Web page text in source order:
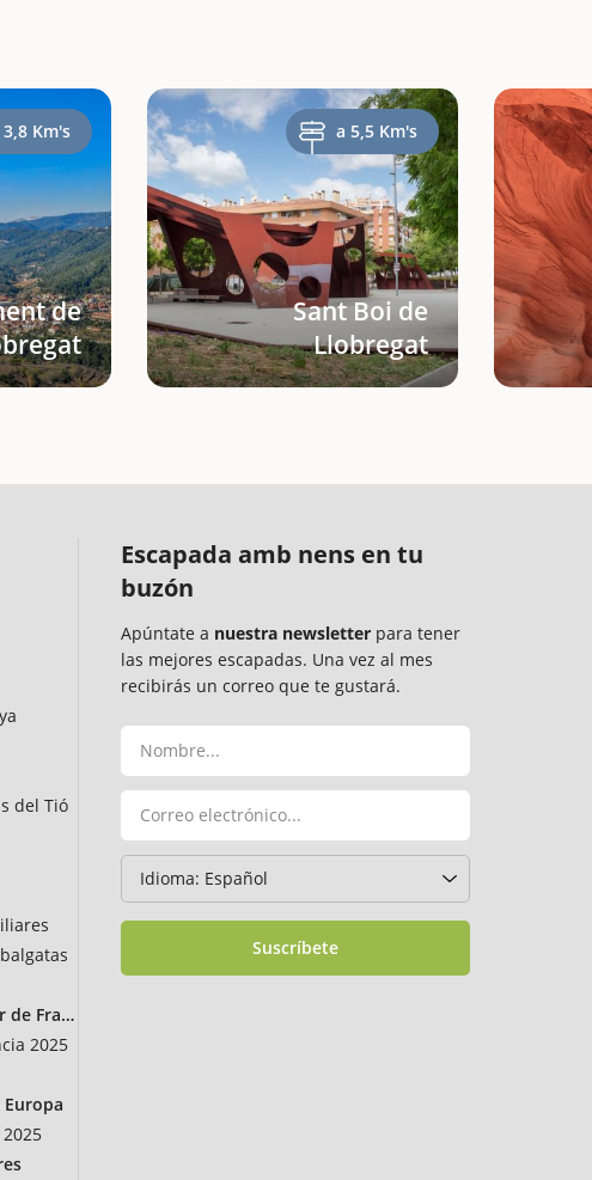
Km's
de
a 5,5 Km's
Sant Boi de
Llobregat
del Tió
Francia
2025
Europa
Escapada amb nens en tu
buzón
Apúntate a nuestra newsletter para tener
las mejores escapadas. Una vez al mes
recibirás un correo que te gustará.
Suscríbete